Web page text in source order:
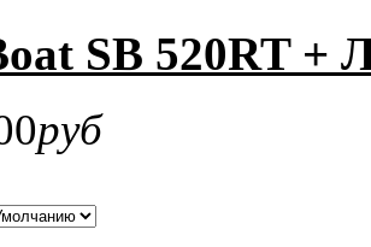
SB 520RT +
руб